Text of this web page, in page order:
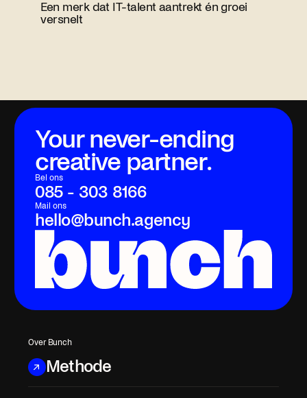
Een merk dat IT-talent aantrekt én groei
versnelt
Your never-ending
creative partner.
Bel ons
085 - 303 8166
Mail ons
hello@bunch.agency
Over Bunch
Methode